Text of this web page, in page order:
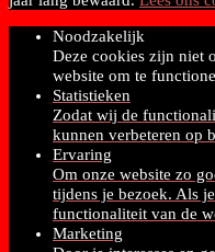
Noodzakelijk
Deze cookies zijn niet
website om te
Statistieken
Zodat wij de
kunnen verbeteren op
Ervaring
Om onze website zo
tijdens je bezoek. Als
functionaliteit van de
Marketing